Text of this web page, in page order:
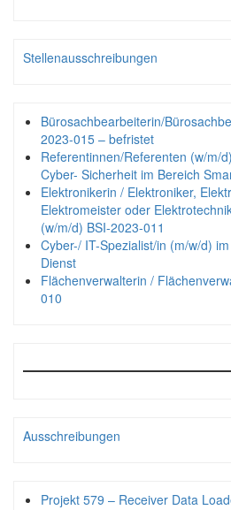
Stellenausschreibungen
Bürosachbearbeiterin/
2023-015 – befristet
Referentinnen/Referenten (w/m/
Cyber- Sicherheit im Bereich
Elektronikerin / Elektroniker,
Elektromeister oder
(w/m/d) BSI-2023-011
Cyber-/ IT-Spezialist/in (m/w/d)
Dienst
Flächenverwalterin /
010
Ausschreibungen
Projekt 579 – Receiver Data